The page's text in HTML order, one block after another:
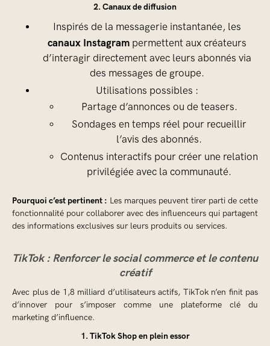
2. Canaux de diffusion
Inspirés de la messagerie instantanée, les
canaux Instagram permettent aux créateurs
d’interagir directement avec leurs abonnés via
des messages de groupe.
Utilisations possibles :
Partage d’annonces ou de teasers.
Sondages en temps réel pour recueillir
l’avis des abonnés.
Contenus interactifs pour créer une relation
privilégiée avec la communauté.
Pourquoi c’est pertinent : Les marques peuvent tirer parti de cette
fonctionnalité pour collaborer avec des influenceurs qui partagent
des informations exclusives sur leurs produits ou services.
TikTok : Renforcer le social commerce et le contenu
créatif
Avec plus de 1,8 milliard d’utilisateurs actifs, TikTok n’en finit pas
d’innover pour s’imposer comme une plateforme clé du
marketing d’influence.
1. TikTok Shop en plein essor